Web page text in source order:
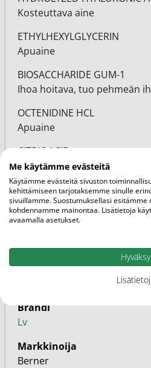
Kosteuttava aine
ETHYLHEXYLGLYCERIN
Apuaine
BIOSACCHARIDE GUM-1
Ihoa hoitava, tuo pehmeän
OCTENIDINE HCL
Apuaine
CITRIC ACID
pH:n säätö
Pakkauskoko
Brändi
Lv
Markkinoija
Berner
Me käytämme evästeitä
Käytämme evästeitä sivuston
kehittämiseen tarjotaksemme sinulle
sivuillamme. Suostumuksellasi esitämme
kohdennamme mainontaa. Lisätietoja
avaamalla asetukset.
Hyväksy